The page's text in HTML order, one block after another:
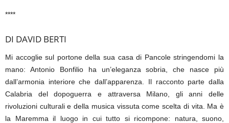
****
DI DAVID BERTI
Mi accoglie sul portone della sua casa di Pancole stringendomi la
mano: Antonio Bonfilio ha un’eleganza sobria, che nasce più
dall’armonia interiore che dall’apparenza. Il racconto parte dalla
Calabria del dopoguerra e attraversa Milano, gli anni delle
rivoluzioni culturali e della musica vissuta come scelta di vita. Ma è
la Maremma il luogo in cui tutto si ricompone: natura, suono,